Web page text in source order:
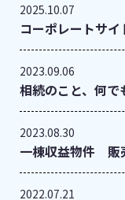
2025.10.07
コーポレートサイ
2023.09.06
相続のこと、何で
2023.08.30
一棟収益物件 販
2022.07.21